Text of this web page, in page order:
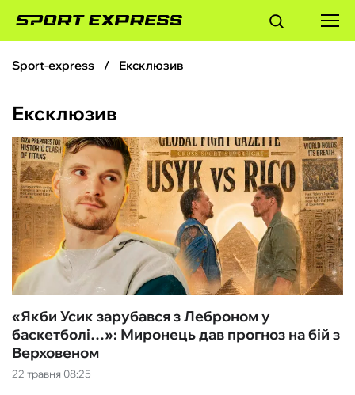
ФУТБОЛ
БОКС
ХОКЕЙ
ТЕНІС
КІБЕРСПОРТ
ЧС-2026
ФУТЗАЛ
sport-express Ексклюзив
Ексклюзив
22 травня 08:25
«Якби Усик зарубався з Леброном у
баскетболі…»: Миронець дав прогноз на бій з
Верховеном